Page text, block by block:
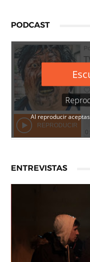
PODCAST
ENTREVISTAS